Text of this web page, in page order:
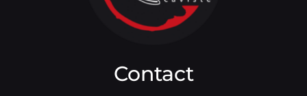
Contact